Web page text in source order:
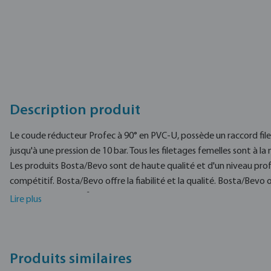
Description produit
Le coude réducteur Profec à 90° en PVC-U, possède un raccord
jusqu'à une pression de 10 bar. Tous les filetages femelles sont à la
Les produits Bosta/Bevo sont de haute qualité et d'un niveau
compétitif. Bosta/Bevo offre la fiabilité et la qualité. Bosta/Bevo
une marque de confiance dans des produits agricoles de
Lire plus
Produits similaires